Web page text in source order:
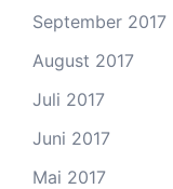
September 2017
August 2017
Juli 2017
Juni 2017
Mai 2017